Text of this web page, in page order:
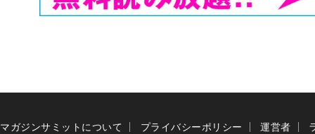
マガジンサミットについて プライバシーポリシー 運営者